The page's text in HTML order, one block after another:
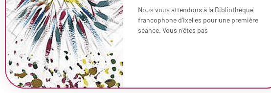
Nous vous attendons à la Bibliothèque
francophone d’Ixelles pour une première
séance. Vous n’êtes pas